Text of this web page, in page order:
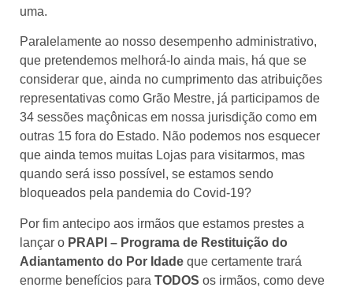
uma.
Paralelamente ao nosso desempenho administrativo,
que pretendemos melhorá-lo ainda mais, há que se
considerar que, ainda no cumprimento das atribuições
representativas como Grão Mestre, já participamos de
34 sessões maçônicas em nossa jurisdição como em
outras 15 fora do Estado. Não podemos nos esquecer
que ainda temos muitas Lojas para visitarmos, mas
quando será isso possível, se estamos sendo
bloqueados pela pandemia do Covid-19?
Por fim antecipo aos irmãos que estamos prestes a
lançar o PRAPI – Programa de Restituição do
Adiantamento do Por Idade que certamente trará
enorme benefícios para TODOS os irmãos, como deve